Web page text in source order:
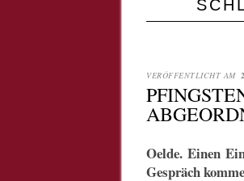
VERÖFFENTLICHT AM
Oelde. Einen
Gespräch